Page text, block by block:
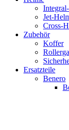
Jet-
Cross-
Zubehör
Koffer
Ersatzteile
Benero